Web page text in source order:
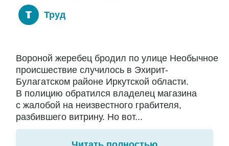
Труд
Вороной жеребец бродил по улице Необычное
происшествие случилось в Эхирит-
Булагатском районе Иркутской области.
В полицию обратился владелец магазина
с жалобой на неизвестного грабителя,
разбившего витрину. Но вот...